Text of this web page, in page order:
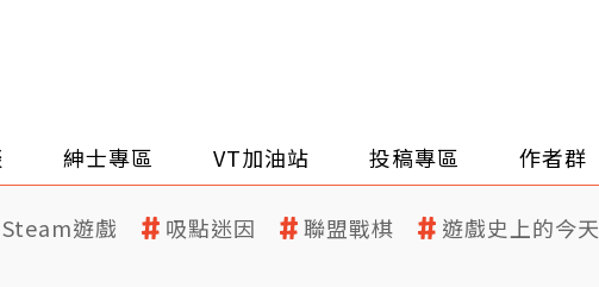
紳士專區 VT加油站 投稿專區 作者群
Steam遊戲 吸點迷因 聯盟戰棋 遊戲史上的今天